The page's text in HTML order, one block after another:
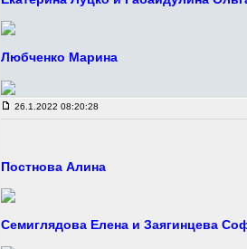
Любченко Марина
26.1.2022 08:20:28
Постнова Алина
Семиглядова Елена и Заягинцева